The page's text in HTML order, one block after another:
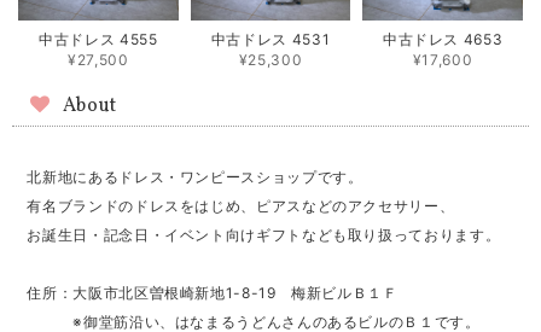
中古ドレス 4555
¥27,500
中古ドレス 4531
¥25,300
中古ドレス 4653
¥17,600
About
北新地にあるドレス・ワンピースショップです。
有名ブランドのドレスをはじめ、ピアスなどのアクセサリー、
お誕生日・記念日・イベント向けギフトなども取り扱っております。
住所：大阪市北区曽根崎新地1-8-19 梅新ビルＢ１Ｆ
※御堂筋沿い、はなまるうどんさんのあるビルのＢ１です。